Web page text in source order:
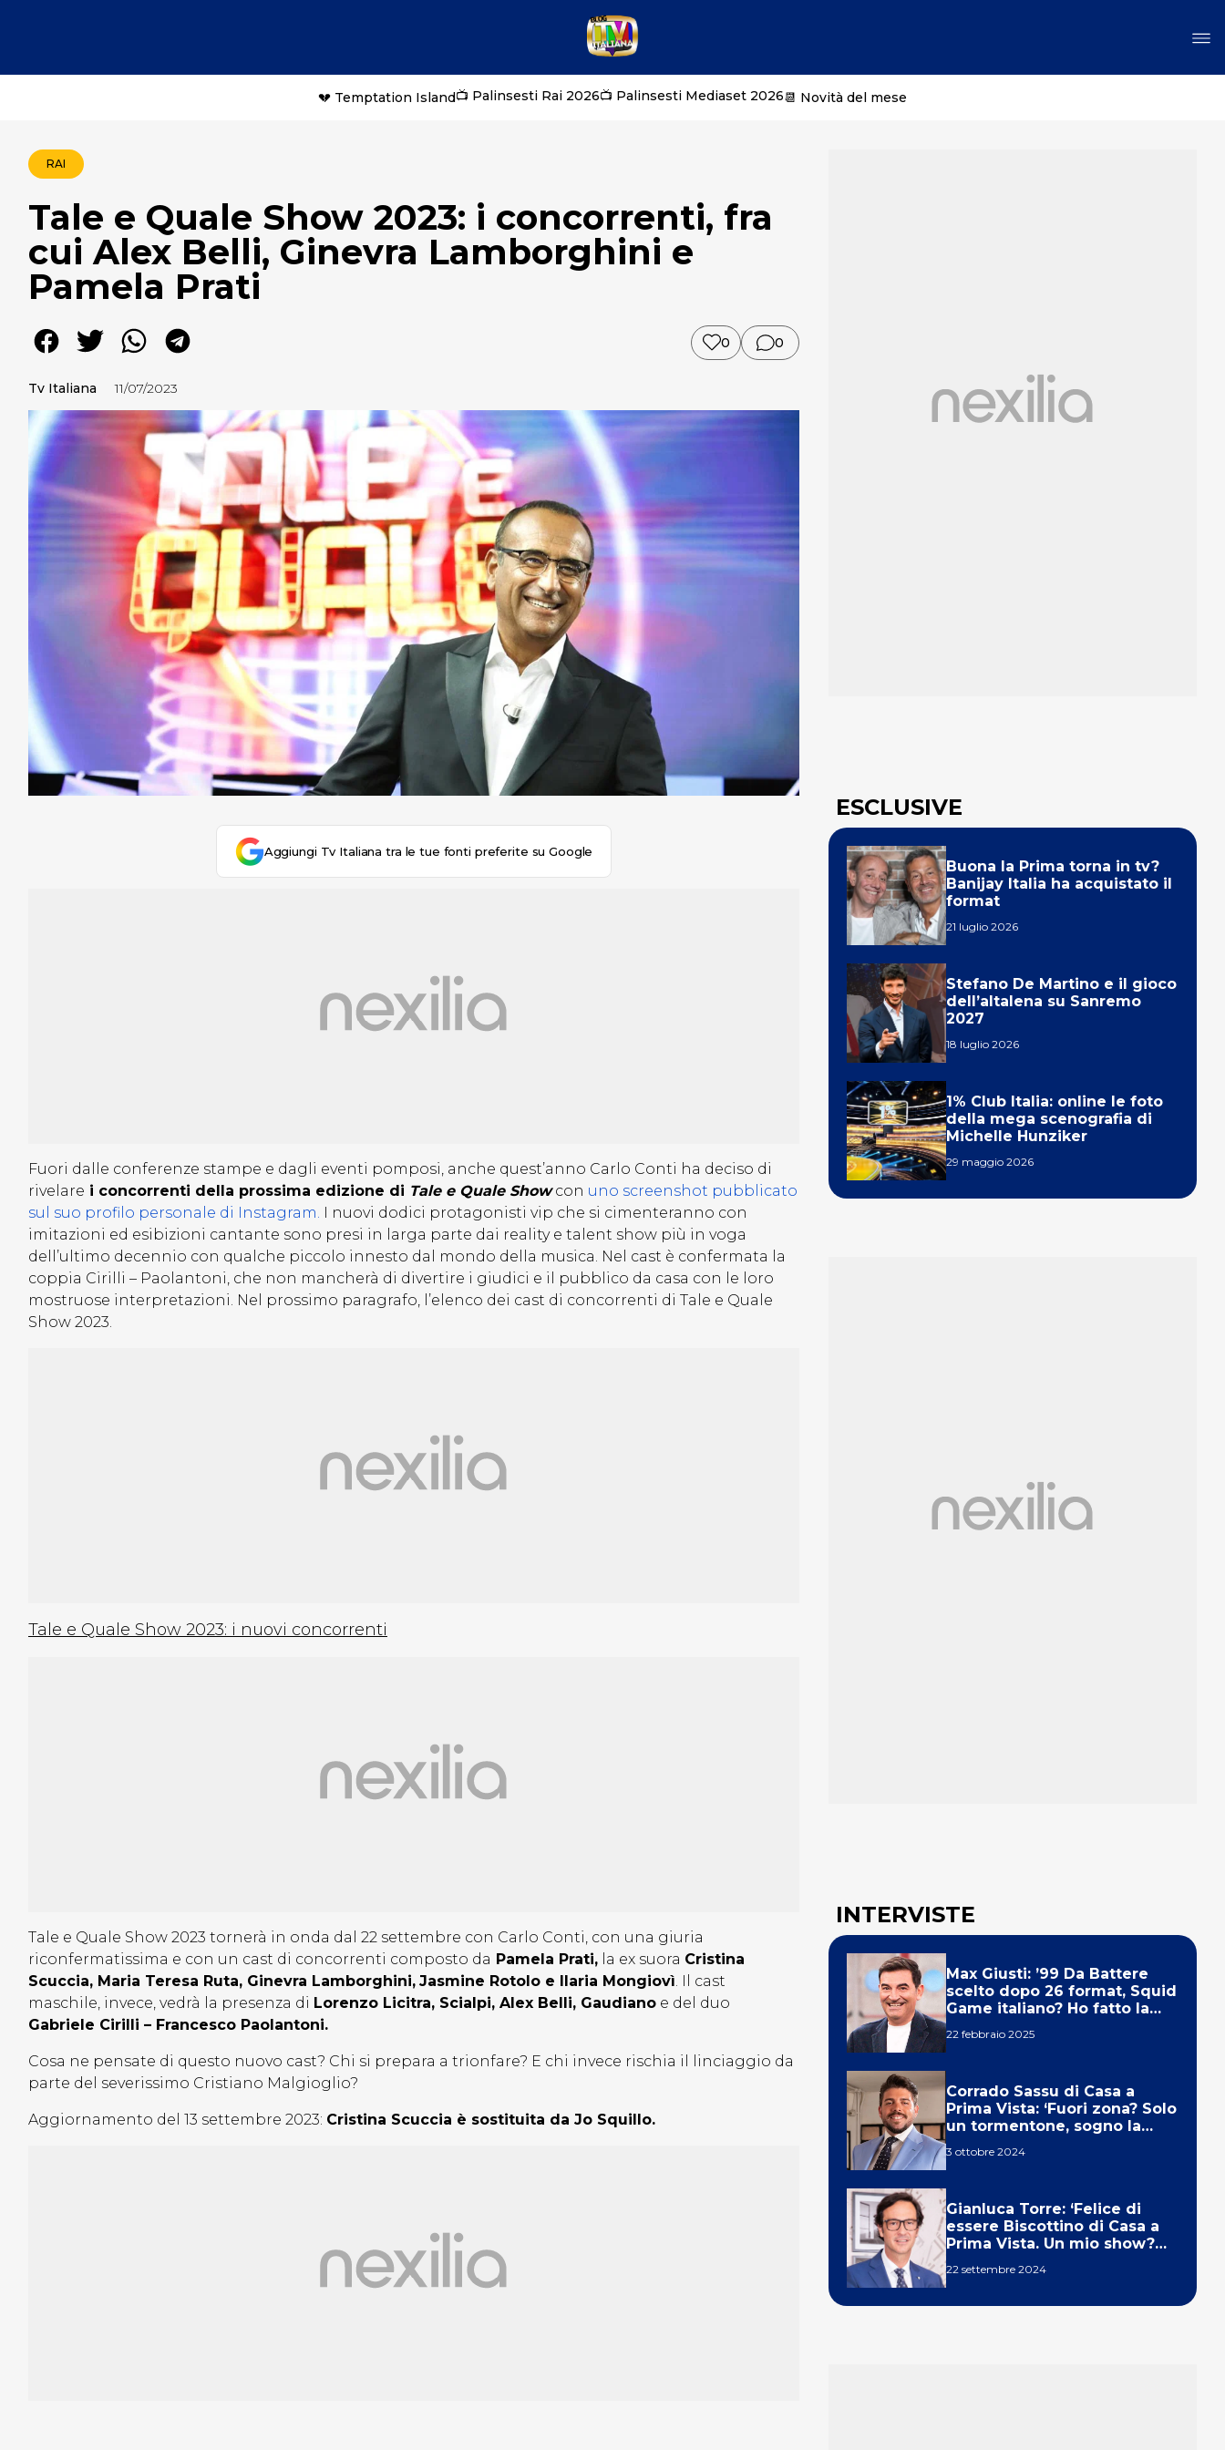
💔 Temptation Island📺 Palinsesti Rai 2026📺 Palinsesti Mediaset 2026📆 Novità del mese
RAI
Tale e Quale Show 2023: i concorrenti, fra
cui Alex Belli, Ginevra Lamborghini e
Pamela Prati
0 0
Tv Italiana 11/07/2023
Aggiungi Tv Italiana tra le tue fonti preferite su Google
Fuori dalle conferenze stampe e dagli eventi pomposi, anche quest’anno Carlo Conti ha deciso di
rivelare i concorrenti della prossima edizione di Tale e Quale Showcon uno screenshot pubblicato
sul suo profilo personale di Instagram. I nuovi dodici protagonisti vip che si cimenteranno con
imitazioni ed esibizioni cantante sono presi in larga parte dai reality e talent show più in voga
dell’ultimo decennio con qualche piccolo innesto dal mondo della musica. Nel cast è confermata la
coppia Cirilli – Paolantoni, che non mancherà di divertire i giudici e il pubblico da casa con le loro
mostruose interpretazioni. Nel prossimo paragrafo, l’elenco dei cast di concorrenti di Tale e Quale
Show 2023.
Tale e Quale Show 2023: i nuovi concorrenti
Tale e Quale Show 2023 tornerà in onda dal 22 settembre con Carlo Conti, con una giuria
riconfermatissima e con un cast di concorrenti composto da Pamela Prati, la ex suora Cristina
Scuccia, Maria Teresa Ruta, Ginevra Lamborghini, Jasmine Rotolo e Ilaria Mongiovì. Il cast
maschile, invece, vedrà la presenza di Lorenzo Licitra, Scialpi, Alex Belli, Gaudiano e del duo
Gabriele Cirilli – Francesco Paolantoni.
Cosa ne pensate di questo nuovo cast? Chi si prepara a trionfare? E chi invece rischia il linciaggio da
parte del severissimo Cristiano Malgioglio?
Aggiornamento del 13 settembre 2023: Cristina Scuccia è sostituita da Jo Squillo.
ESCLUSIVE
Buona la Prima torna in tv?
Banijay Italia ha acquistato il
format
21 luglio 2026
Stefano De Martino e il gioco
dell’altalena su Sanremo
2027
18 luglio 2026
1% Club Italia: online le foto
della mega scenografia di
Michelle Hunziker
29 maggio 2026
INTERVISTE
Max Giusti: ’99 Da Battere
scelto dopo 26 format, Squid
Game italiano? Ho fatto la
22 febbraio 2025
Corrado Sassu di Casa a
Prima Vista: ‘Fuori zona? Solo
un tormentone, sogno la
3 ottobre 2024
Gianluca Torre: ‘Felice di
essere Biscottino di Casa a
Prima Vista. Un mio show?
22 settembre 2024